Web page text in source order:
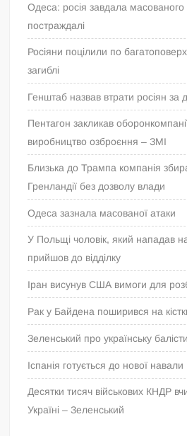
Одеса: росія завдала масованого
постраждалі
Росіяни поцілили по
загиблі
Генштаб назвав втрати росіян за
Пентагон закликав
виробництво озброєння – ЗМІ
Близька до Трампа компанія
Гренландії без дозволу влади
Одеса зазнала масованої атаки
У Польщі чоловік, який нападав
прийшов до відділку
Іран висунув США вимоги для
Рак у Байдена поширився на
Зеленський про українську
Іспанія готується до нової
Десятки тисяч військових КНДР
Україні – Зеленський